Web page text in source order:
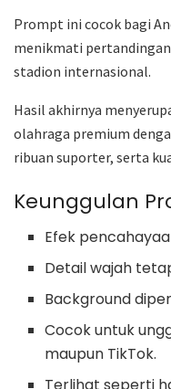
Prompt ini cocok bagi
menikmati pertandingan
stadion internasional.
Hasil akhirnya
olahraga premium
ribuan suporter, serta
Keunggulan
Efek
Detail wajah
Background
Cocok untuk
maupun TikTok.